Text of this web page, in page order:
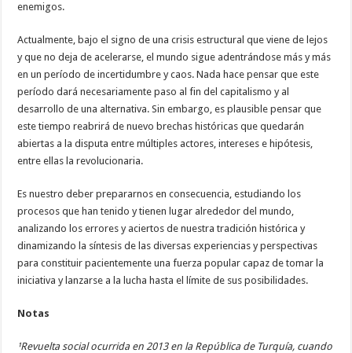
enemigos.
Actualmente, bajo el signo de una crisis estructural que viene de lejos
y que no deja de acelerarse, el mundo sigue adentrándose más y más
en un período de incertidumbre y caos. Nada hace pensar que este
período dará necesariamente paso al fin del capitalismo y al
desarrollo de una alternativa. Sin embargo, es plausible pensar que
este tiempo reabrirá de nuevo brechas históricas que quedarán
abiertas a la disputa entre múltiples actores, intereses e hipótesis,
entre ellas la revolucionaria.
Es nuestro deber prepararnos en consecuencia, estudiando los
procesos que han tenido y tienen lugar alrededor del mundo,
analizando los errores y aciertos de nuestra tradición histórica y
dinamizando la síntesis de las diversas experiencias y perspectivas
para constituir pacientemente una fuerza popular capaz de tomar la
iniciativa y lanzarse a la lucha hasta el límite de sus posibilidades.
Notas
¹Revuelta social ocurrida en 2013 en la República de Turquía, cuando